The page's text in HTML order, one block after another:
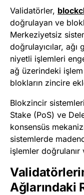
Validatörler,
doğrulayan ve
Merkeziyetsiz
doğrulayıcılar,
niyetli işlemleri
ağ üzerindeki
blokların zincire
Blokzincir
Stake (PoS) ve
konsensüs
sistemlerde
işlemler doğrulanır
Ağlarındaki